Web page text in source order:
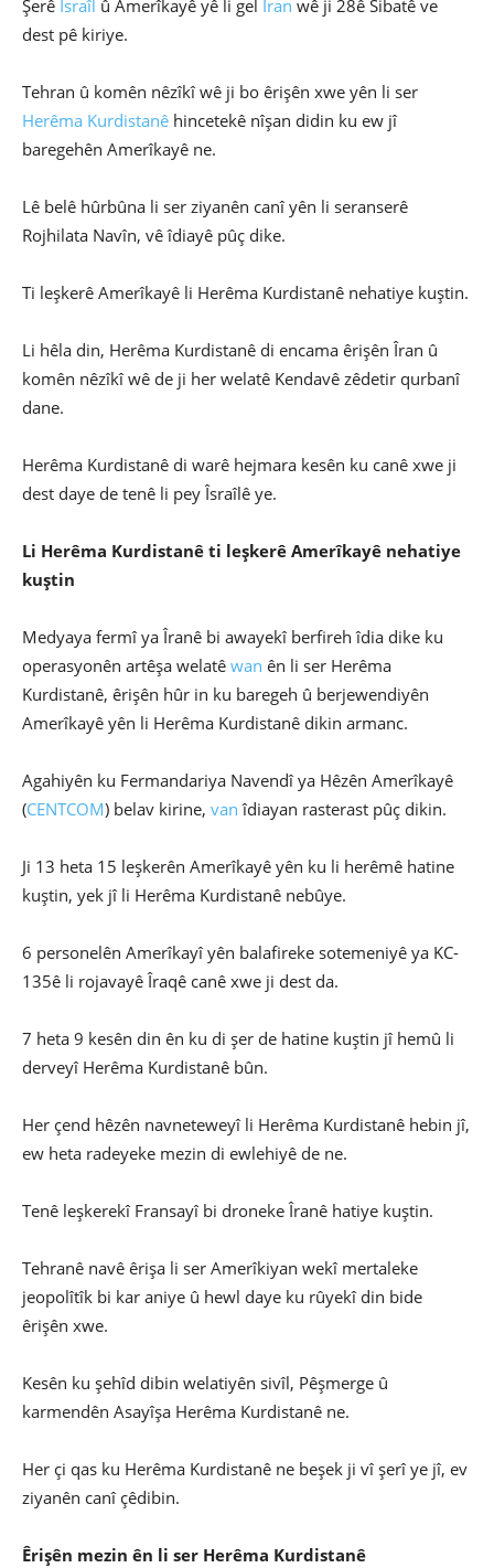
Şerê Îsraîl û Amerîkayê yê li gel Îran wê ji 28ê Sibatê ve
dest pê kiriye.
Tehran û komên nêzîkî wê ji bo êrişên xwe yên li ser
Herêma Kurdistanê hincetekê nîşan didin ku ew jî
baregehên Amerîkayê ne.
Lê belê hûrbûna li ser ziyanên canî yên li seranserê
Rojhilata Navîn, vê îdiayê pûç dike.
Ti leşkerê Amerîkayê li Herêma Kurdistanê nehatiye kuştin.
Li hêla din, Herêma Kurdistanê di encama êrişên Îran û
komên nêzîkî wê de ji her welatê Kendavê zêdetir qurbanî
dane.
Herêma Kurdistanê di warê hejmara kesên ku canê xwe ji
dest daye de tenê li pey Îsraîlê ye.
Li Herêma Kurdistanê ti leşkerê Amerîkayê nehatiye
kuştin
Medyaya fermî ya Îranê bi awayekî berfireh îdia dike ku
operasyonên artêşa welatê wan ên li ser Herêma
Kurdistanê, êrişên hûr in ku baregeh û berjewendiyên
Amerîkayê yên li Herêma Kurdistanê dikin armanc.
Agahiyên ku Fermandariya Navendî ya Hêzên Amerîkayê
(CENTCOM) belav kirine, van îdiayan rasterast pûç dikin.
Ji 13 heta 15 leşkerên Amerîkayê yên ku li herêmê hatine
kuştin, yek jî li Herêma Kurdistanê nebûye.
6 personelên Amerîkayî yên balafireke sotemeniyê ya KC-
135ê li rojavayê Îraqê canê xwe ji dest da.
7 heta 9 kesên din ên ku di şer de hatine kuştin jî hemû li
derveyî Herêma Kurdistanê bûn.
Her çend hêzên navneteweyî li Herêma Kurdistanê hebin jî,
ew heta radeyeke mezin di ewlehiyê de ne.
Tenê leşkerekî Fransayî bi droneke Îranê hatiye kuştin.
Tehranê navê êrişa li ser Amerîkiyan wekî mertaleke
jeopolîtîk bi kar aniye û hewl daye ku rûyekî din bide
êrişên xwe.
Kesên ku şehîd dibin welatiyên sivîl, Pêşmerge û
karmendên Asayîşa Herêma Kurdistanê ne.
Her çi qas ku Herêma Kurdistanê ne beşek ji vî şerî ye jî, ev
ziyanên canî çêdibin.
Êrişên mezin ên li ser Herêma Kurdistanê